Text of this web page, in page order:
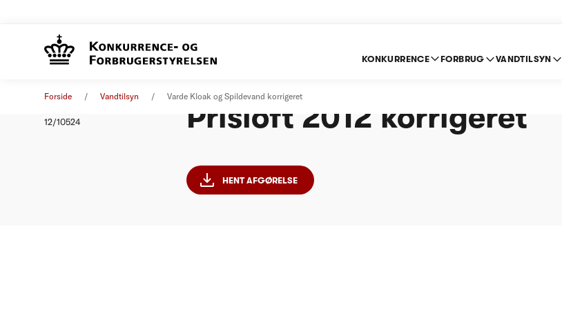
KONKURRENCE FORBRUG VANDTILSYN
Forside Vandtilsyn Varde Kloak og Spildevand korrigeret
12/10524
Prisloft 2012 korrigeret
HENT AFGØRELSE